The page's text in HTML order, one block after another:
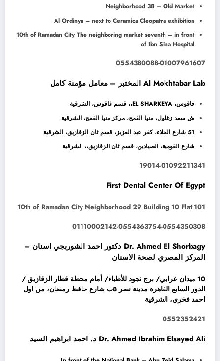
Neighborhood 38 – Old Market
Al Ordinya – next to Ceramica Cleopatra exhibition
10th of Ramadan City The neighboring market seventh – in front
of Ibn Sina Hospital
0554380088-01007961607
Al Mokhtabar Lab المختبر – معامل مؤمنة كامل
فاقوس، EL SHARKEYA،، قسم فاقوس، الشرقية
ش سعد زغلول، منيا القمح، مركز منيا القمح، الشرقية
51 شارع الجلاء، كفر عبد العزيز، قسم ثان الزقازيق، الشرقية
شارع القومية، الصيادين، قسم ثان الزقازيق،، الشرقية
19014-01092211341
First Dental Center Of Egypt
10th of Ramadan City Neighborhood 29 Building 10 Flat 101
01110002142-0554363754-0554350308
Dr. Ahmed El Shorbagy دكتور احمد الشوربجي اسنان –
المركز المصري لصحة الاسنان
10 ميدان عرابي/ برج نجود للأطباء/ أمام محطة قطار الزقازيق /
الدور السابع القاهرة مدينة نصر 8ب شارع حافظ رمضان، من اول
احمد فخري، الشرقية
0552352421
Dr. Ahmed Ibrahim Elsayed Ali د. احمد ابراهيم السيد